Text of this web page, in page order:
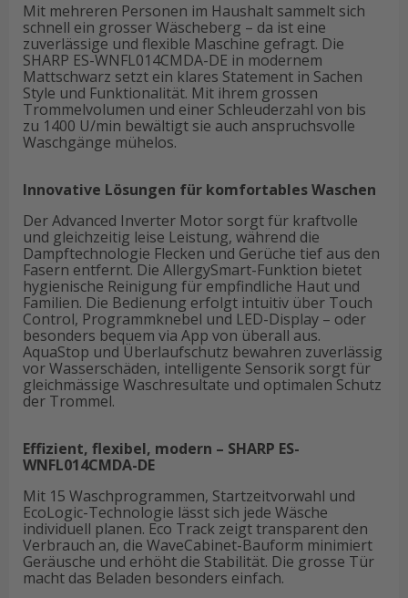
Mit mehreren Personen im Haushalt sammelt sich
schnell ein grosser Wäscheberg – da ist eine
zuverlässige und flexible Maschine gefragt. Die
SHARP ES-WNFL014CMDA-DE in modernem
Mattschwarz setzt ein klares Statement in Sachen
Style und Funktionalität. Mit ihrem grossen
Trommelvolumen und einer Schleuderzahl von bis
zu 1400 U/min bewältigt sie auch anspruchsvolle
Waschgänge mühelos.
Innovative Lösungen für komfortables Waschen
Der Advanced Inverter Motor sorgt für kraftvolle
und gleichzeitig leise Leistung, während die
Dampftechnologie Flecken und Gerüche tief aus den
Fasern entfernt. Die AllergySmart-Funktion bietet
hygienische Reinigung für empfindliche Haut und
Familien. Die Bedienung erfolgt intuitiv über Touch
Control, Programmknebel und LED-Display – oder
besonders bequem via App von überall aus.
AquaStop und Überlaufschutz bewahren zuverlässig
vor Wasserschäden, intelligente Sensorik sorgt für
gleichmässige Waschresultate und optimalen Schutz
der Trommel.
Effizient, flexibel, modern – SHARP ES-
WNFL014CMDA-DE
Mit 15 Waschprogrammen, Startzeitvorwahl und
EcoLogic-Technologie lässt sich jede Wäsche
individuell planen. Eco Track zeigt transparent den
Verbrauch an, die WaveCabinet-Bauform minimiert
Geräusche und erhöht die Stabilität. Die grosse Tür
macht das Beladen besonders einfach.